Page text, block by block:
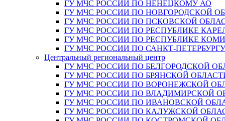
ГУ МЧС РОССИИ ПО НЕНЕЦКОМУ АО
ГУ МЧС РОССИИ ПО НОВГОРОДСКОЙ
ГУ МЧС РОССИИ ПО ПСКОВСКОЙ
ГУ МЧС РОССИИ ПО РЕСПУБЛИКЕ
ГУ МЧС РОССИИ ПО РЕСПУБЛИКЕ КОМИ
ГУ МЧС РОССИИ ПО САНКТ-ПЕТЕРБУРГУ
Центральный региональный центр
ГУ МЧС РОССИИ ПО БЕЛГОРОДСКОЙ
ГУ МЧС РОССИИ ПО БРЯНСКОЙ
ГУ МЧС РОССИИ ПО ВОРОНЕЖСКОЙ
ГУ МЧС РОССИИ ПО ВЛАДИМИРСКОЙ
ГУ МЧС РОССИИ ПО ИВАНОВСКОЙ
ГУ МЧС РОССИИ ПО КАЛУЖСКОЙ